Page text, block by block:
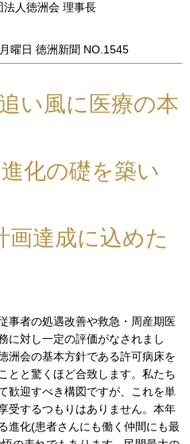
法人徳洲会 理事長
曜日 徳洲新聞 NO.1545
い風に医療の本
化の礎を築い
画達成に込めた
事者の処遇改善や救急・周産期医
に対し一定の評価がなされまし
洲会の基本方針である許可病床を
とと驚くほど合致します。私たち
歓迎すべき構図ですが、これを単
受するつもりはありません。本年
進化(患者さんにも働く仲間にも最